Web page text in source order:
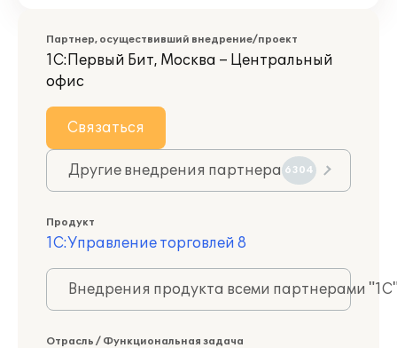
Партнер, осуществивший внедрение/проект
1С:Первый Бит, Москва – Центральный
офис
Связаться
Другие внедрения партнера 6304
Продукт
1С:Управление торговлей 8
Внедрения продукта всеми партнерами
Отрасль / Функциональная задача